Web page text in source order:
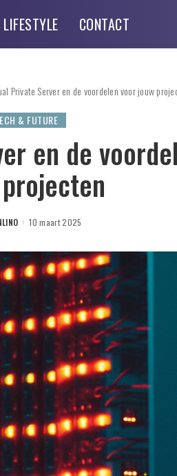
LIFESTYLE CONTACT
Private Server en de voordelen voor jouw
& FUTURE
en de
10 maart 2025